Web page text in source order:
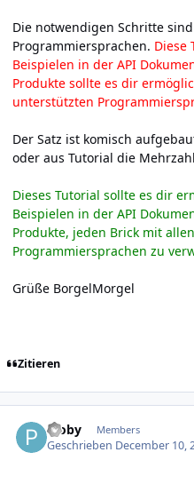
Die notwendigen Schritte
Programmiersprachen. Diese
Beispielen in der API
Produkte sollte es dir
unterstützten
Der Satz ist komisch
oder aus Tutorial die
Dieses Tutorial sollte es dir
Beispielen in der API
Produkte, jeden Brick mit
Programmiersprachen zu
Grüße BorgelMorgel
Zitieren
Ploby Members
Geschrieben December 10,